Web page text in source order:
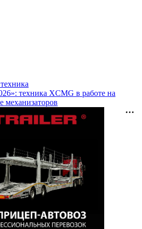
техника XCMG в работе на
механизаторов